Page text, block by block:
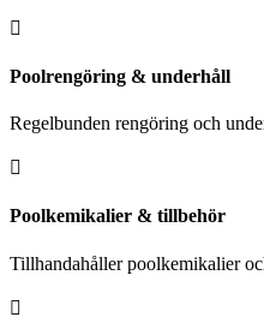

Poolrengöring & underhåll
Regelbunden rengöring och

Poolkemikalier & tillbehör
Tillhandahåller poolkemikalier
